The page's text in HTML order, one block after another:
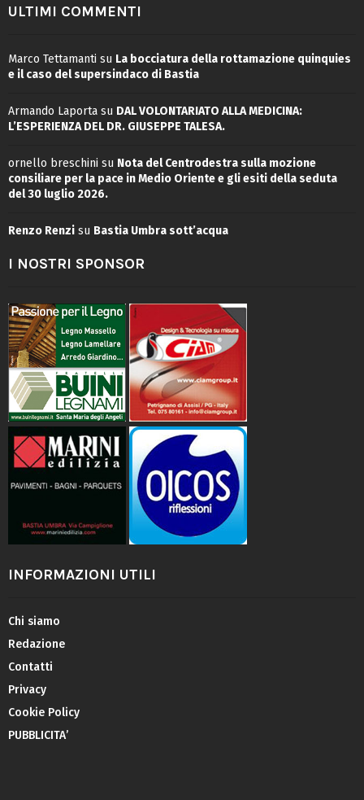
ULTIMI COMMENTI
Marco Tettamanti su La bocciatura della rottamazione quinquies
e il caso del supersindaco di Bastia
Armando Laporta su DAL VOLONTARIATO ALLA MEDICINA:
L’ESPERIENZA DEL DR. GIUSEPPE TALESA.
ornello breschini su Nota del Centrodestra sulla mozione
consiliare per la pace in Medio Oriente e gli esiti della seduta
del 30 luglio 2026.
Renzo Renzi su Bastia Umbra sott’acqua
I NOSTRI SPONSOR
INFORMAZIONI UTILI
Chi siamo
Redazione
Contatti
Privacy
Cookie Policy
PUBBLICITA’